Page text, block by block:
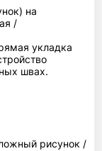
на
/
укладка
швах.
рисунок /